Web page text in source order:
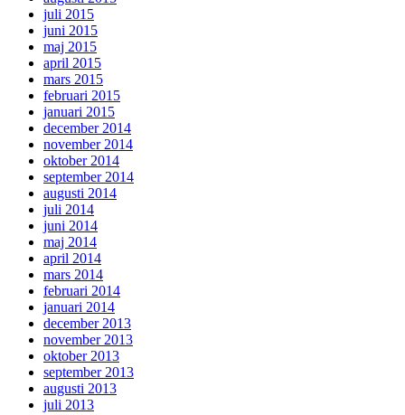
juli 2015
juni 2015
maj 2015
april 2015
mars 2015
februari 2015
januari 2015
december 2014
november 2014
oktober 2014
september 2014
augusti 2014
juli 2014
juni 2014
maj 2014
april 2014
mars 2014
februari 2014
januari 2014
december 2013
november 2013
oktober 2013
september 2013
augusti 2013
juli 2013